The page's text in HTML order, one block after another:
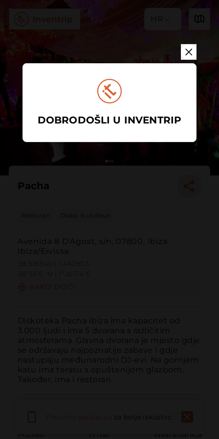
HR
Pacha
Restoran Disko ili chillout
Avenida 8 D'Agost, s/n, 07800, Ibiza
Ibiza/Eivissa
Diskoteka Pacha Ibiza ima kapacitet od
3.000 ljudi i ima 5 dvorana s različitim
atmosferama. Glavna dvorana je mjesto gdje
se održavaju najpoznatije zabave i gdje
nastupaju međunarodni DJ-evi. Na gornjem
katu ima terasu s opuštenijom glazbom.
Također, ima i restoran.
Pozvati Email Web stranica
za bolje iskustvo
DOBRODOŠLI U INVENTRIP